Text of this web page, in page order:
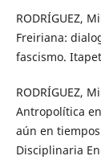
RODRÍGUEZ,
Freiriana:
fascismo.
RODRÍGUEZ,
Antropolítica
aún en
Disciplinaria